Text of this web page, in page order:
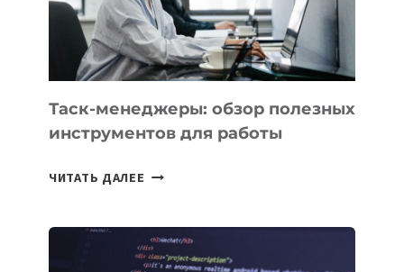
ЕМУ
МОЖНО
ПОРУЧИТЬ
УЖЕ
СЕГОДНЯ
Таск-менеджеры: обзор полезных
инструментов для работы
ЧИТАТЬ ДАЛЕЕ ТАСК-
ПОЛЕЗНЫХ
ИНСТРУМЕНТОВ